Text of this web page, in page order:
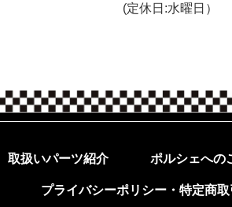
​​​​​​​(定休日:水曜日）
取扱いパーツ紹介 ポルシェへの
プライバシーポリシー・特定商